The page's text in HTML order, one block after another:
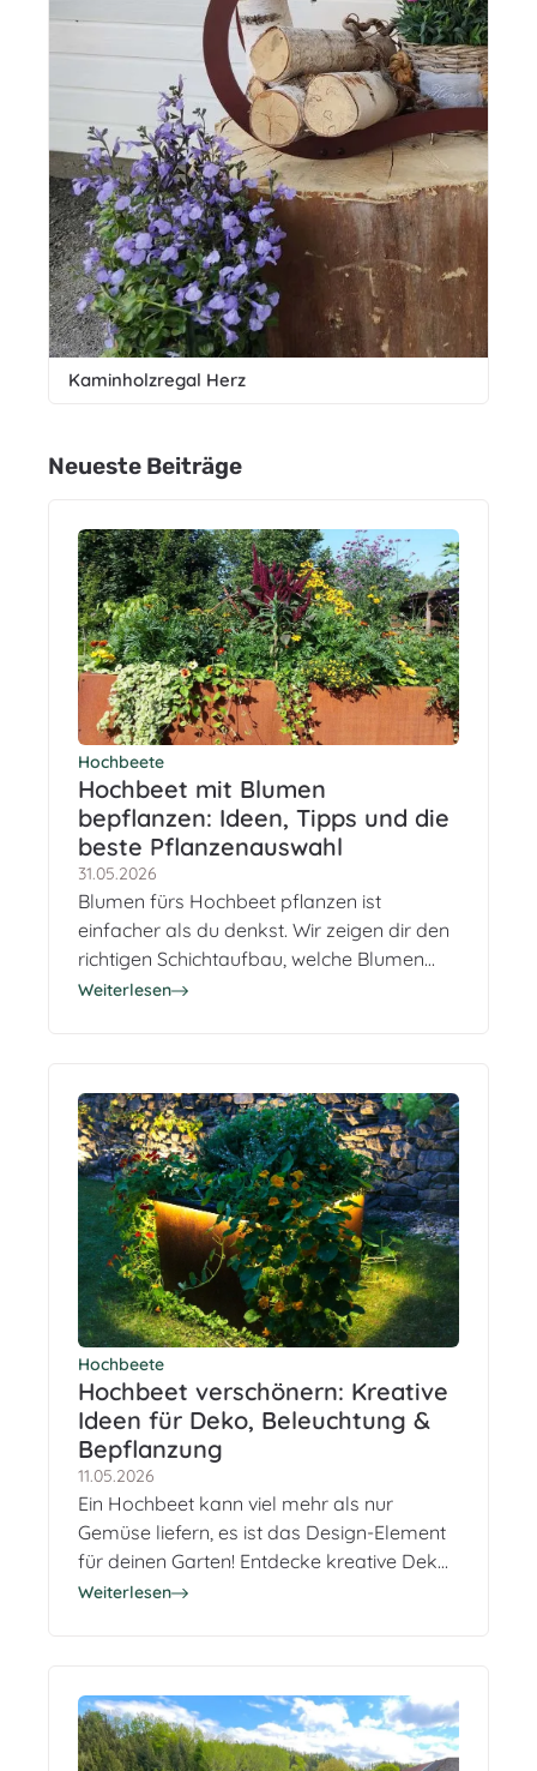
Kaminholzregal Herz
Neueste Beiträge
Hochbeete
Hochbeet mit Blumen
bepflanzen: Ideen, Tipps und die
beste Pflanzenauswahl
31.05.2026
Blumen fürs Hochbeet pflanzen ist
einfacher als du denkst. Wir zeigen dir den
richtigen Schichtaufbau, welche Blumen
sich am besten eignen und wie du mit
Weiterlesen
Hochbeete
Hochbeet verschönern: Kreative
Ideen für Deko, Beleuchtung &
Bepflanzung
11.05.2026
Ein Hochbeet kann viel mehr als nur
Gemüse liefern, es ist das Design-Element
für deinen Garten! Entdecke kreative Deko-
Tipps, smarte Beleuchtung und lerne, wie
Weiterlesen